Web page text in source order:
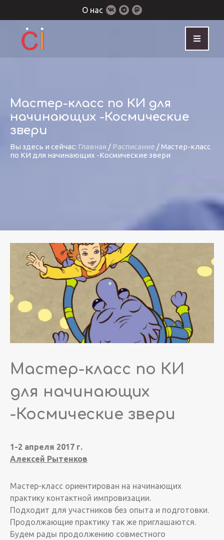
О нас
Мастер-класс по КИ для
начинающих -Космические
звери
Вы здесь и сейчас: Главная / Расписание /Мастер-класс
по КИ для начинающих -Космические звери
Мастер-класс по КИ
для начинающих
-Космические звери
1-2 апреля 2017 г.
Алексей Рытенков
Мастер-класс ориентирован на начинающих
практику контактной импровизации.
Подходит для участников без опыта и подготовки.
Продолжающие практику так же приглашаются.
Будем рады продолжению совместного